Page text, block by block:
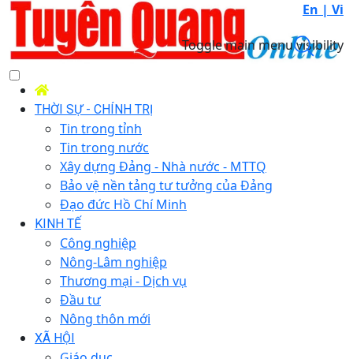
En | Vi
Toggle main menu visibility
THỜI SỰ - CHÍNH TRỊ
Tin trong tỉnh
Tin trong nước
Xây dựng Đảng - Nhà nước - MTTQ
Bảo vệ nền tảng tư tưởng của Đảng
Đạo đức Hồ Chí Minh
KINH TẾ
Công nghiệp
Nông-Lâm nghiệp
Thương mại - Dịch vụ
Đầu tư
Nông thôn mới
XÃ HỘI